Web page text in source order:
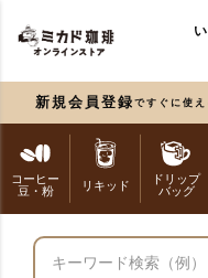
新規会員登録 ですぐに使え
コーヒー
豆・粉
リキッド
ドリップ
バッグ